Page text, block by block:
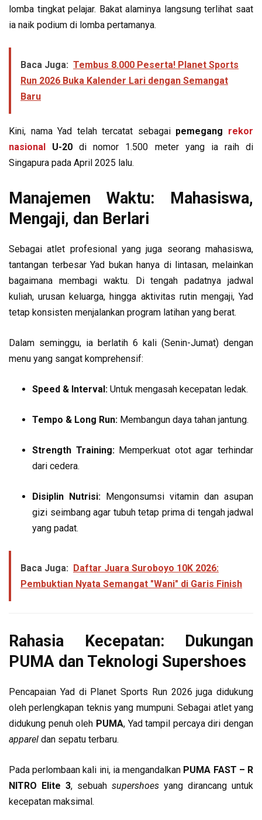
lomba tingkat pelajar. Bakat alaminya langsung terlihat saat
ia naik podium di lomba pertamanya.
Baca Juga: Tembus 8.000 Peserta! Planet Sports
Run 2026 Buka Kalender Lari dengan Semangat
Baru
Kini, nama Yad telah tercatat sebagai pemegang rekor
nasional U-20 di nomor 1.500 meter yang ia raih di
Singapura pada April 2025 lalu.
Manajemen Waktu: Mahasiswa,
Mengaji, dan Berlari
Sebagai atlet profesional yang juga seorang mahasiswa,
tantangan terbesar Yad bukan hanya di lintasan, melainkan
bagaimana membagi waktu. Di tengah padatnya jadwal
kuliah, urusan keluarga, hingga aktivitas rutin mengaji, Yad
tetap konsisten menjalankan program latihan yang berat.
Dalam seminggu, ia berlatih 6 kali (Senin-Jumat) dengan
menu yang sangat komprehensif:
Speed & Interval: Untuk mengasah kecepatan ledak.
Tempo & Long Run: Membangun daya tahan jantung.
Strength Training:Memperkuat otot agar terhindar
dari cedera.
Disiplin Nutrisi: Mengonsumsi vitamin dan asupan
gizi seimbang agar tubuh tetap prima di tengah jadwal
yang padat.
Baca Juga: Daftar Juara Suroboyo 10K 2026:
Pembuktian Nyata Semangat "Wani" di Garis Finish
Rahasia Kecepatan: Dukungan
PUMA dan Teknologi Supershoes
Pencapaian Yad di Planet Sports Run 2026 juga didukung
oleh perlengkapan teknis yang mumpuni. Sebagai atlet yang
didukung penuh oleh PUMA, Yad tampil percaya diri dengan
apparel dan sepatu terbaru.
Pada perlombaan kali ini, ia mengandalkan PUMA FAST – R
NITRO Elite 3, sebuah supershoes yang dirancang untuk
kecepatan maksimal.